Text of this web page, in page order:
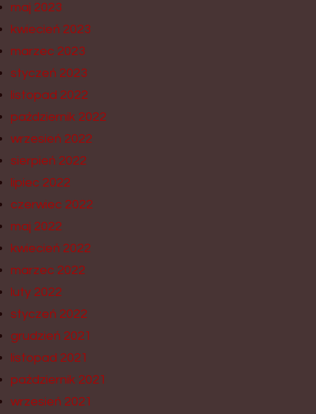
maj 2023
kwiecień 2023
marzec 2023
styczeń 2023
listopad 2022
październik 2022
wrzesień 2022
sierpień 2022
lipiec 2022
czerwiec 2022
maj 2022
kwiecień 2022
marzec 2022
luty 2022
styczeń 2022
grudzień 2021
listopad 2021
październik 2021
wrzesień 2021